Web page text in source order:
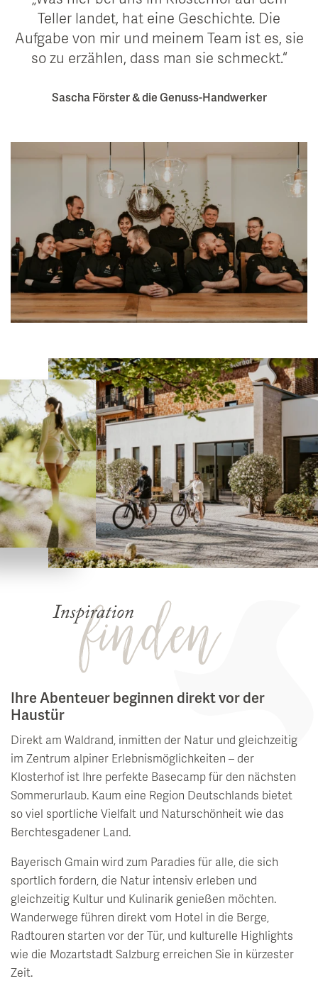
Teller landet, hat eine Geschichte. Die
Aufgabe von mir und meinem Team ist es, sie
so zu erzählen, dass man sie schmeckt.
Sascha Förster & die Genuss-Handwerker
Ihre Abenteuer beginnen direkt vor der
Haustür
Direkt am Waldrand, inmitten der Natur und gleichzeitig
im Zentrum alpiner Erlebnismöglichkeiten – der
Klosterhof ist Ihre perfekte Basecamp für den nächsten
Sommerurlaub. Kaum eine Region Deutschlands bietet
so viel sportliche Vielfalt und Naturschönheit wie das
Berchtesgadener Land.
Bayerisch Gmain wird zum Paradies für alle, die sich
sportlich fordern, die Natur intensiv erleben und
gleichzeitig Kultur und Kulinarik genießen möchten.
Wanderwege führen direkt vom Hotel in die Berge,
Radtouren starten vor der Tür, und kulturelle Highlights
wie die Mozartstadt Salzburg erreichen Sie in kürzester
Zeit.